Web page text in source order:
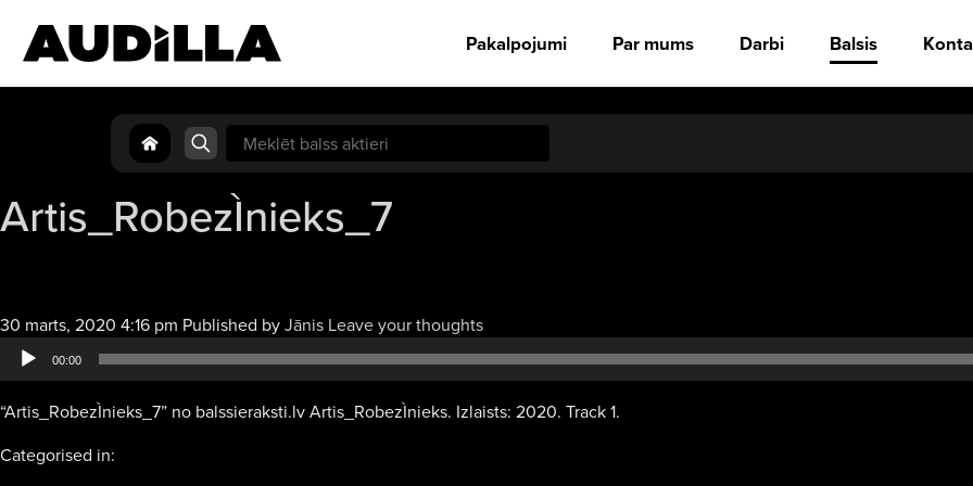
Pakalpojumi Par mums Darbi Balsis
Search
for:
Artis_RobezÌnieks_7
30 marts, 2020 4:16 pm Published byJānis Leave your thoughtsAudio
atskaņotājs
00:00
“Artis_RobezÌnieks_7” no balssieraksti.lv Artis_RobezÌnieks. Izlaists: 2020. Track 1.
Categorised in: